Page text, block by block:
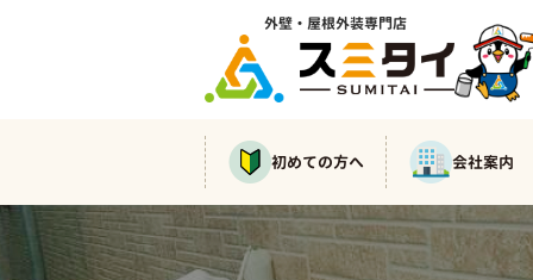
外壁・屋根外装専門店
初めての方へ 会社案内